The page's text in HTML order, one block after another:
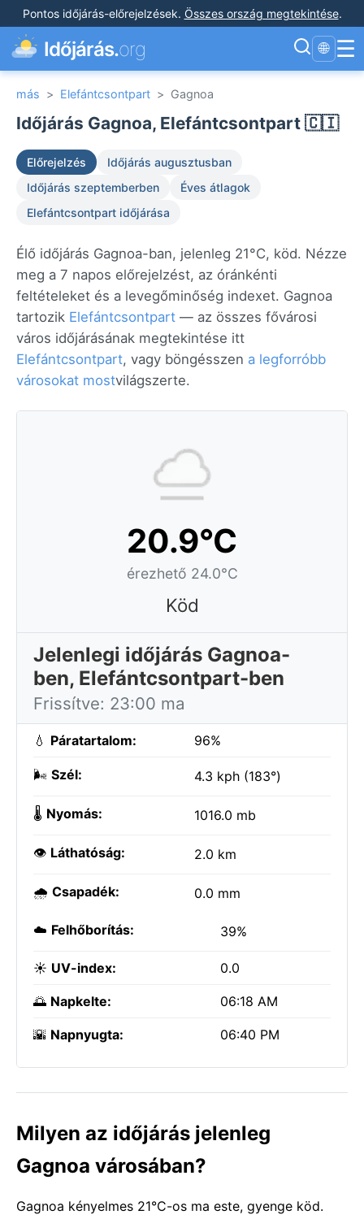
Pontos időjárás-előrejelzések. Összes ország megtekintése.
Időjárás.org 🌐 ☰
más > Elefántcsontpart > Gagnoa
Időjárás Gagnoa, Elefántcsontpart 🇨🇮
Előrejelzés
Időjárás augusztusban
Időjárás szeptemberben
Éves átlagok
Elefántcsontpart időjárása
Élő időjárás Gagnoa-ban, jelenleg 21°C, köd. Nézze
meg a 7 napos előrejelzést, az óránkénti
feltételeket és a levegőminőség indexet. Gagnoa
tartozik Elefántcsontpart — az összes fővárosi
város időjárásának megtekintése itt
Elefántcsontpart, vagy böngésszen a legforróbb
városokat mostvilágszerte.
20.9°C
érezhető 24.0°C
Köd
Jelenlegi időjárás Gagnoa-
ben, Elefántcsontpart-ben
Frissítve: 23:00 ma
💧 Páratartalom: 96%
🌬️ Szél: 4.3 kph (183°)
🌡️ Nyomás: 1016.0 mb
👁️ Láthatóság: 2.0 km
🌧️ Csapadék: 0.0 mm
☁️ Felhőborítás: 39%
☀️ UV-index: 0.0
🌅 Napkelte: 06:18 AM
🌇 Napnyugta: 06:40 PM
Milyen az időjárás jelenleg
Gagnoa városában?
Gagnoa kényelmes 21°C-os ma este, gyenge köd.